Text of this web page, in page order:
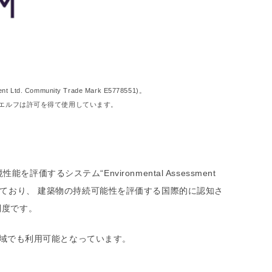
Ltd. Community Trade Mark E5778551)。
フは許可を得て使用しています。
能を評価するシステム“Environmental Assessment
おり、 建築物の持続可能性を評価する国際的に認知さ
です。
も利用可能となっています。